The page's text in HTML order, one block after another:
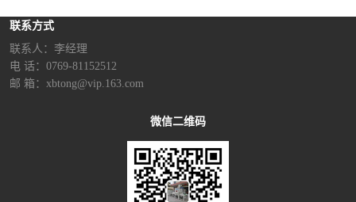
联系方式
联系人：李经理‬
电 话：0769-81152512
邮 箱：xbtong@vip.163.com
微信二维码